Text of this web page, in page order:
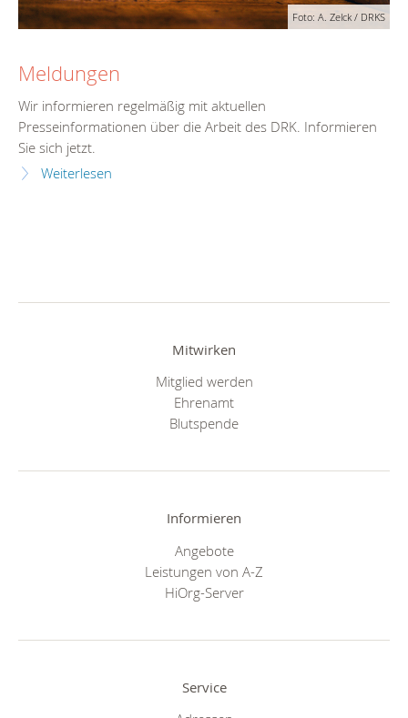
Foto: A. Zelck / DRKS
Meldungen
Wir informieren regelmäßig mit aktuellen
Presseinformationen über die Arbeit des DRK. Informieren
Sie sich jetzt.
Weiterlesen
Mitwirken
Mitglied werden
Ehrenamt
Blutspende
Informieren
Angebote
Leistungen von A-Z
HiOrg-Server
Service